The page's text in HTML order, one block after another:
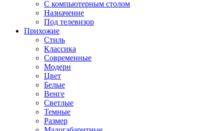
С компьютерным столом
Назначение
Под телевизор
Прихожие
Стиль
Классика
Современные
Модерн
Цвет
Белые
Венге
Светлые
Темные
Размер